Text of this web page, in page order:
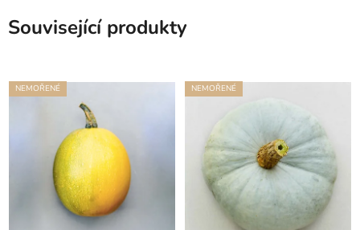
Související produkty
NEMOŘENÉ NEMOŘENÉ